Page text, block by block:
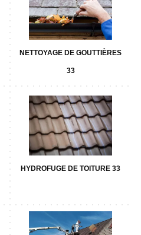
NETTOYAGE DE GOUTTIÈRES
33
HYDROFUGE DE TOITURE 33